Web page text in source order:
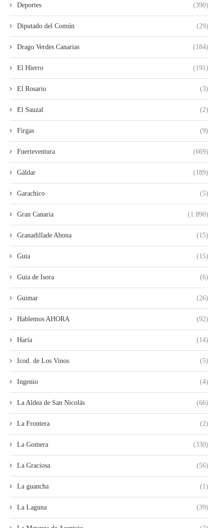
Deportes (390)
Diputado del Común (29)
Drago Verdes Canarias (184)
El Hierro (191)
El Rosario (3)
El Sauzal (2)
Firgas (9)
Fuerteventura (669)
Gáldar (189)
Garachico (5)
Gran Canaria (1.890)
Granadillade Abona (15)
Guia (15)
Guia de Isora (6)
Guimar (26)
Hablemos AHORA (92)
Haría (14)
Icod. de Los Vinos (5)
Ingenio (4)
La Aldea de San Nicolás (66)
La Frontera (2)
La Gomera (330)
La Graciosa (56)
La guancha (1)
La Laguna (39)